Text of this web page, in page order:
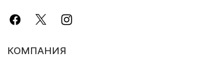
КОМПАНИЯ